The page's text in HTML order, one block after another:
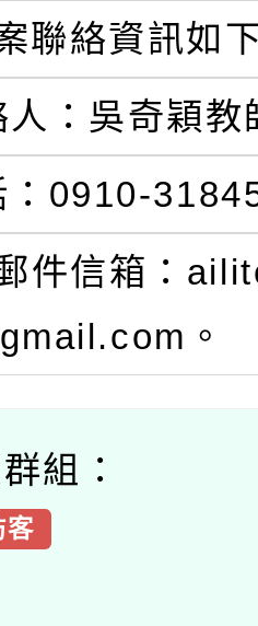
聯絡資訊如
人：吳奇穎教
：0910-
件信箱：
。
組：
客